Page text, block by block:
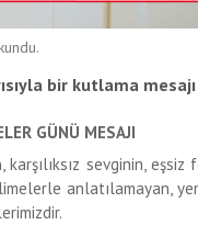
bir kutlama mesajı
GÜNÜ MESAJI
sevginin, eşsiz
anlatılamayan,